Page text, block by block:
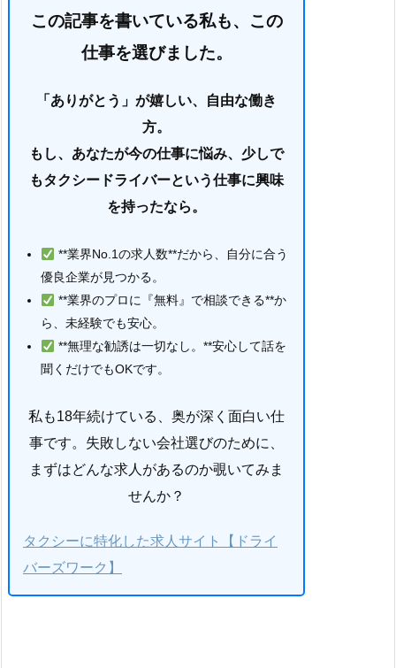
この記事を書いている私も、この
仕事を選びました。
「ありがとう」が嬉しい、自由な働き
方。
もし、あなたが今の仕事に悩み、少しで
もタクシードライバーという仕事に興味
を持ったなら。
**業界No.1の求人数**だから、自分に合う
優良企業が見つかる。
**業界のプロに『無料』で相談できる**か
ら、未経験でも安心。
**無理な勧誘は一切なし。**安心して話を
聞くだけでもOKです。
私も18年続けている、奥が深く面白い仕
事です。失敗しない会社選びのために、
まずはどんな求人があるのか覗いてみま
せんか？
タクシーに特化した求人サイト【ドライ
バーズワーク】